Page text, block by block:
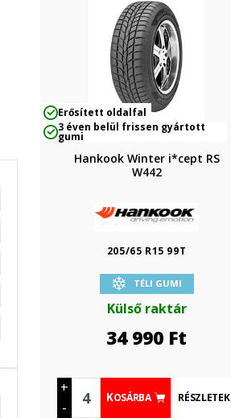
Erősített oldalfal
3 éven belül frissen gyártott
gumi
Hankook Winter i*cept RS
W442
205/65 R15 99T
TÉLI GUMI
Külső raktár
34 990 Ft
+
-
KOSÁRBA RÉSZLETEK